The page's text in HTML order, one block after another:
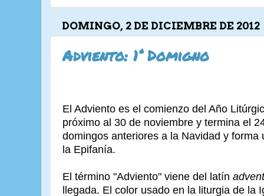
DOMINGO, 2 DE DICIEMBRE DE 2012
Adviento: 1° Domigno
El Adviento es el comienzo del Año
próximo al 30 de noviembre y termina el
domingos anteriores a la Navidad y forma
la Epifanía.
El término "Adviento" viene del latín
llegada. El color usado en la liturgia de la